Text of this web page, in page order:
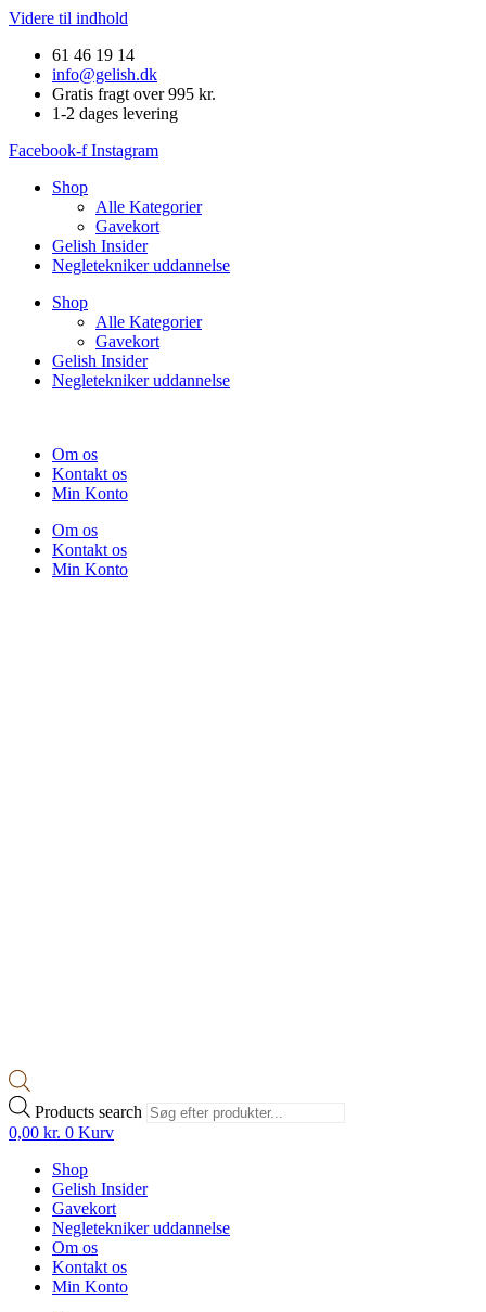
Videre til indhold
61 46 19 14
info@gelish.dk
Gratis fragt over 995 kr.
1-2 dages levering
Facebook-f Instagram
Shop
Alle Kategorier
Gavekort
Gelish Insider
Negletekniker uddannelse
Shop
Alle Kategorier
Gavekort
Gelish Insider
Negletekniker uddannelse
Om os
Kontakt os
Min Konto
Om os
Kontakt os
Min Konto
Products search
0,00 kr. 0 Kurv
Shop
Gelish Insider
Gavekort
Negletekniker uddannelse
Om os
Kontakt os
Min Konto